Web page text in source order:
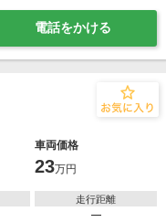
電話をかける
車両価格
23万円
走行距離
―